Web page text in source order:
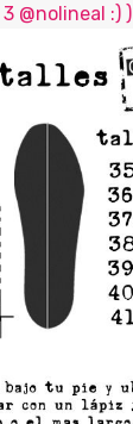
@nolineal :) )